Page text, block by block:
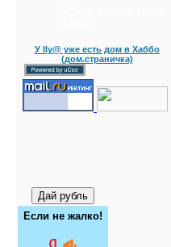
У Ily@ уже есть дом в Хаббо
(дом.страничка)
Если не жалко!